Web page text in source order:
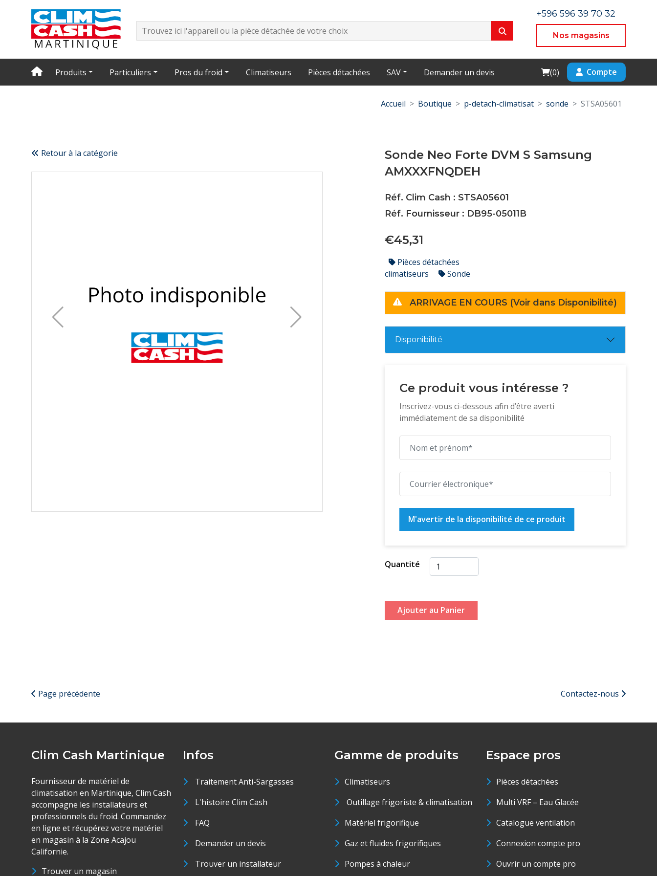
+596 596 39 70 32
Nos magasins
Produits Particuliers Pros du froid Climatiseurs Pièces détachées SAV Demander un devis Cart
(0) Compte
Accueil Boutique p-detach-climatisat sonde STSA05601
Retour à la catégorie
Sonde Neo Forte DVM S Samsung
AMXXXFNQDEH
Réf. Clim Cash : STSA05601
Réf. Fournisseur : DB95-05011B
€45,31
Pièces détachées
climatiseurs
Sonde
ARRIVAGE EN COURS (Voir dans Disponibilité)
Disponibilité
Ce produit vous intéresse ?
Inscrivez-vous ci-dessous afin d’être averti
immédiatement de sa disponibilité
M'avertir de la disponibilité de ce produit
Quantité
Ajouter au Panier
Page précédente Contactez-nous
Clim Cash Martinique
Fournisseur de matériel de
climatisation en Martinique, Clim Cash
accompagne les installateurs et
professionnels du froid. Commandez
en ligne et récupérez votre matériel
en magasin à la Zone Acajou
Californie.
Trouver un magasin
Infos
Traitement Anti-Sargasses
L'histoire Clim Cash
FAQ
Demander un devis
Trouver un installateur
Gamme de produits
Climatiseurs
Outillage frigoriste & climatisation
Matériel frigorifique
Gaz et fluides frigorifiques
Pompes à chaleur
Espace pros
Pièces détachées
Multi VRF – Eau Glacée
Catalogue ventilation
Connexion compte pro
Ouvrir un compte pro